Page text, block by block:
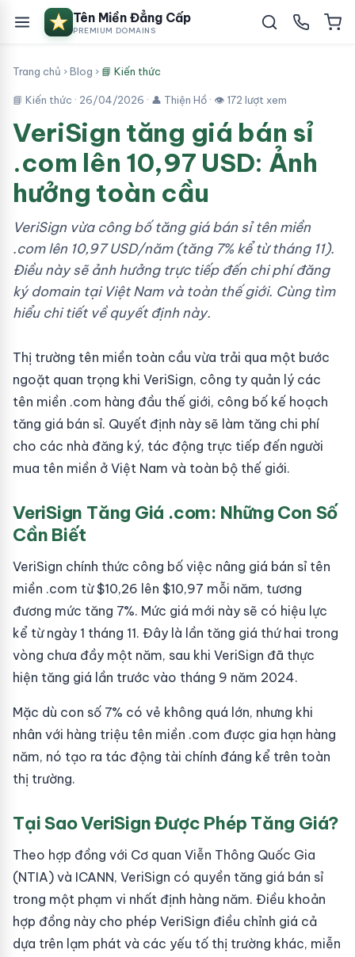
Tên Miền Đẳng Cấp
PREMIUM DOMAINS
Trang chủ ›Blog › 📘 Kiến thức
📘 Kiến thức · 26/04/2026 · 👤 Thiện Hồ · 👁 172 lượt xem
VeriSign tăng giá bán sỉ
.com lên 10,97 USD: Ảnh
hưởng toàn cầu
VeriSign vừa công bố tăng giá bán sỉ tên miền
.com lên 10,97 USD/năm (tăng 7% kể từ tháng 11).
Điều này sẽ ảnh hưởng trực tiếp đến chi phí đăng
ký domain tại Việt Nam và toàn thế giới. Cùng tìm
hiểu chi tiết về quyết định này.
Thị trường tên miền toàn cầu vừa trải qua một bước
ngoặt quan trọng khi VeriSign, công ty quản lý các
tên miền .com hàng đầu thế giới, công bố kế hoạch
tăng giá bán sỉ. Quyết định này sẽ làm tăng chi phí
cho các nhà đăng ký, tác động trực tiếp đến người
mua tên miền ở Việt Nam và toàn bộ thế giới.
VeriSign Tăng Giá .com: Những Con Số
Cần Biết
VeriSign chính thức công bố việc nâng giá bán sỉ tên
miền .com từ $10,26 lên $10,97 mỗi năm, tương
đương mức tăng 7%. Mức giá mới này sẽ có hiệu lực
kể từ ngày 1 tháng 11. Đây là lần tăng giá thứ hai trong
vòng chưa đầy một năm, sau khi VeriSign đã thực
hiện tăng giá lần trước vào tháng 9 năm 2024.
Mặc dù con số 7% có vẻ không quá lớn, nhưng khi
nhân với hàng triệu tên miền .com được gia hạn hàng
năm, nó tạo ra tác động tài chính đáng kể trên toàn
thị trường.
Tại Sao VeriSign Được Phép Tăng Giá?
Theo hợp đồng với Cơ quan Viễn Thông Quốc Gia
(NTIA) và ICANN, VeriSign có quyền tăng giá bán sỉ
trong một phạm vi nhất định hàng năm. Điều khoản
hợp đồng này cho phép VeriSign điều chỉnh giá cả
dựa trên lạm phát và các yếu tố thị trường khác, miễn